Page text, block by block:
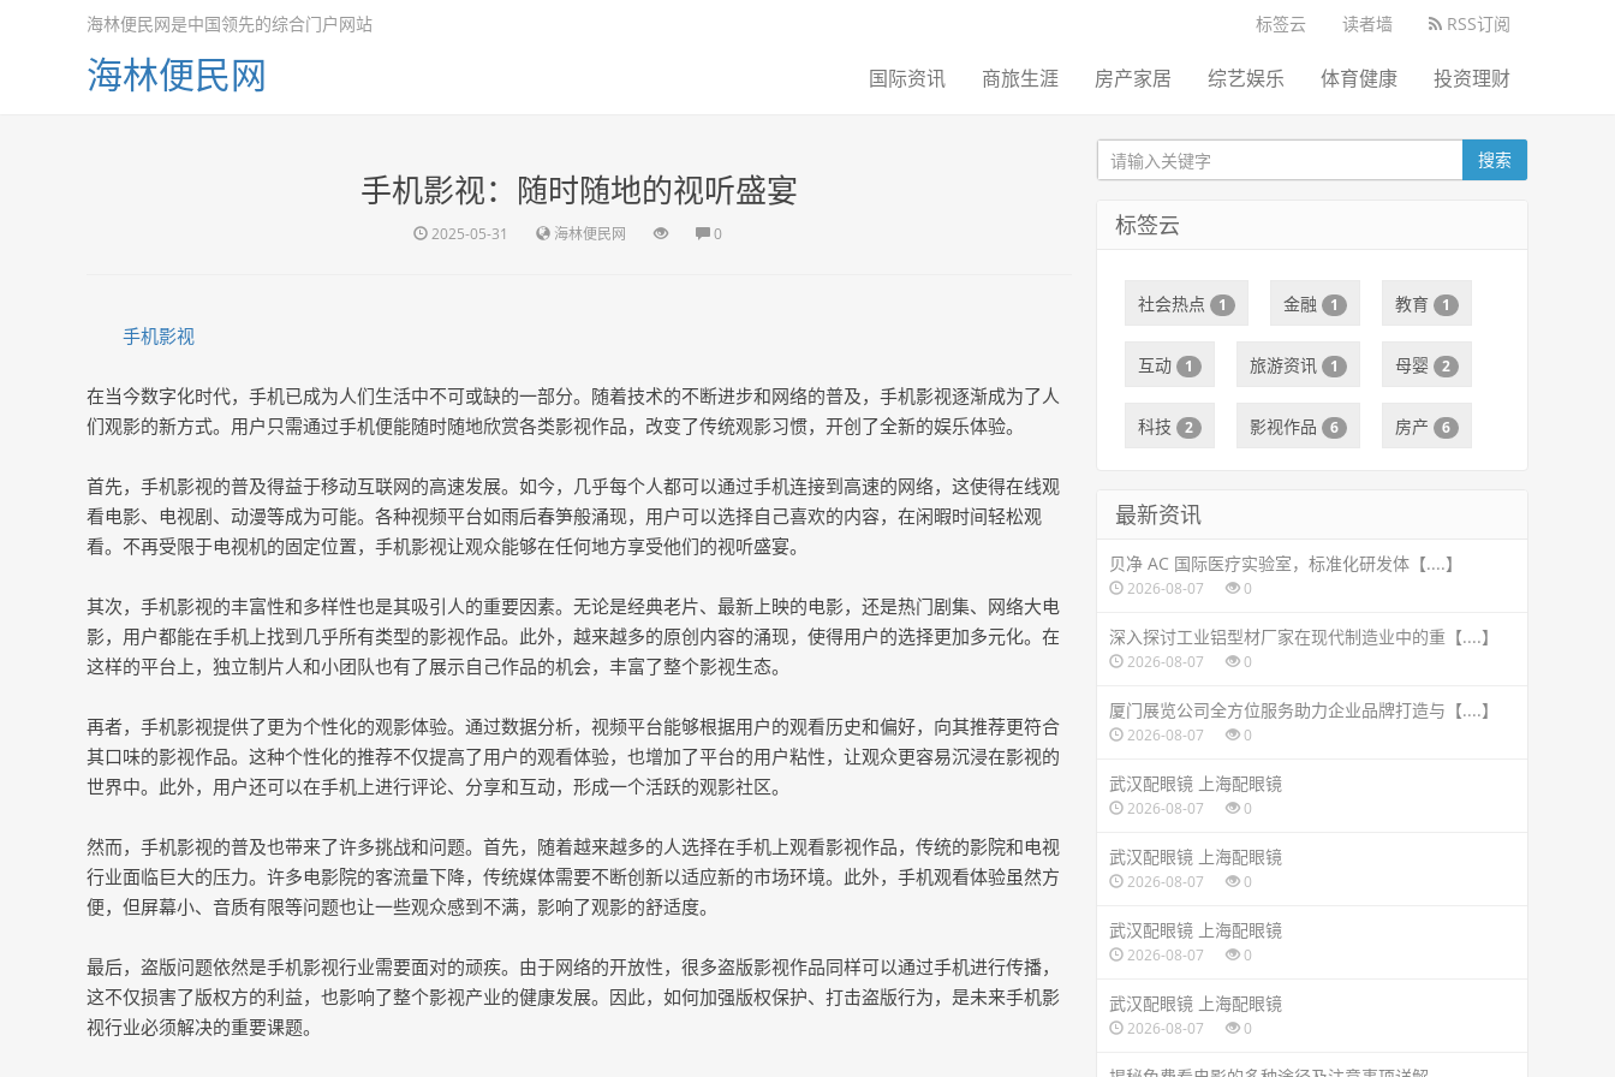
标签云 读者墙 RSS订阅
海林便民网是中国领先的综合门户网站
海林便民网 国际资讯 商旅生涯 房产家居 综艺娱乐 体育健康 投资理财
手机影视：随时随地的视听盛宴
2025-05-31 海林便民网 0
手机影视
在当今数字化时代，手机已成为人们生活中不可或缺的一部分。随着技术的不断进步和网络的普及，手机影视逐渐成为了人
们观影的新方式。用户只需通过手机便能随时随地欣赏各类影视作品，改变了传统观影习惯，开创了全新的娱乐体验。
首先，手机影视的普及得益于移动互联网的高速发展。如今，几乎每个人都可以通过手机连接到高速的网络，这使得在线观
看电影、电视剧、动漫等成为可能。各种视频平台如雨后春笋般涌现，用户可以选择自己喜欢的内容，在闲暇时间轻松观
看。不再受限于电视机的固定位置，手机影视让观众能够在任何地方享受他们的视听盛宴。
其次，手机影视的丰富性和多样性也是其吸引人的重要因素。无论是经典老片、最新上映的电影，还是热门剧集、网络大电
影，用户都能在手机上找到几乎所有类型的影视作品。此外，越来越多的原创内容的涌现，使得用户的选择更加多元化。在
这样的平台上，独立制片人和小团队也有了展示自己作品的机会，丰富了整个影视生态。
再者，手机影视提供了更为个性化的观影体验。通过数据分析，视频平台能够根据用户的观看历史和偏好，向其推荐更符合
其口味的影视作品。这种个性化的推荐不仅提高了用户的观看体验，也增加了平台的用户粘性，让观众更容易沉浸在影视的
世界中。此外，用户还可以在手机上进行评论、分享和互动，形成一个活跃的观影社区。
然而，手机影视的普及也带来了许多挑战和问题。首先，随着越来越多的人选择在手机上观看影视作品，传统的影院和电视
行业面临巨大的压力。许多电影院的客流量下降，传统媒体需要不断创新以适应新的市场环境。此外，手机观看体验虽然方
便，但屏幕小、音质有限等问题也让一些观众感到不满，影响了观影的舒适度。
最后，盗版问题依然是手机影视行业需要面对的顽疾。由于网络的开放性，很多盗版影视作品同样可以通过手机进行传播，
这不仅损害了版权方的利益，也影响了整个影视产业的健康发展。因此，如何加强版权保护、打击盗版行为，是未来手机影
视行业必须解决的重要课题。
搜索
标签云
社会热点 1 金融 1 教育 1
互动 1 旅游资讯 1 母婴 2
科技 2 影视作品 6 房产 6
最新资讯
贝净 AC 国际医疗实验室，标准化研发体【....】
2026-08-07 0
深入探讨工业铝型材厂家在现代制造业中的重【....】
2026-08-07 0
厦门展览公司全方位服务助力企业品牌打造与【....】
2026-08-07 0
武汉配眼镜 上海配眼镜
2026-08-07 0
武汉配眼镜 上海配眼镜
2026-08-07 0
武汉配眼镜 上海配眼镜
2026-08-07 0
武汉配眼镜 上海配眼镜
2026-08-07 0